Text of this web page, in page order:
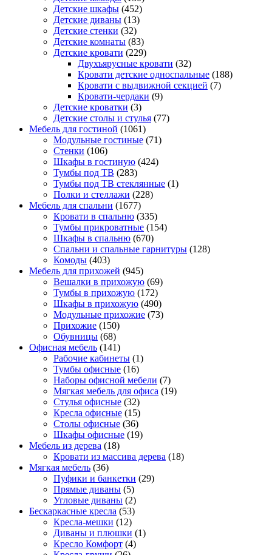
Детские шкафы (452)
Детские диваны (13)
Детские стенки (32)
Детские комнаты (83)
Детские кровати (229)
Двухъярусные кровати (32)
Кровати детские односпальные (188)
Кровати с выдвижной секцией (7)
Кровати-чердаки (9)
Детские кроватки (3)
Детские столы и стулья (77)
Мебель для гостиной (1061)
Модульные гостиные (71)
Стенки (106)
Шкафы в гостиную (424)
Тумбы под ТВ (283)
Тумбы под ТВ стеклянные (1)
Полки и стеллажи (228)
Мебель для спальни (1677)
Кровати в спальню (335)
Тумбы прикроватные (154)
Шкафы в спальню (670)
Спальни и спальные гарнитуры (128)
Комоды (403)
Мебель для прихожей (945)
Вешалки в прихожую (69)
Тумбы в прихожую (172)
Шкафы в прихожую (490)
Модульные прихожие (73)
Прихожие (150)
Обувницы (68)
Офисная мебель (141)
Рабочие кабинеты (1)
Тумбы офисные (16)
Наборы офисной мебели (7)
Мягкая мебель для офиса (19)
Стулья офисные (32)
Кресла офисные (15)
Столы офисные (36)
Шкафы офисные (19)
Мебель из дерева (18)
Кровати из массива дерева (18)
Мягкая мебель (36)
Пуфики и банкетки (29)
Прямые диваны (5)
Угловые диваны (2)
Бескаркасные кресла (53)
Кресла-мешки (12)
Диваны и плюшки (1)
Кресло Комфорт (4)